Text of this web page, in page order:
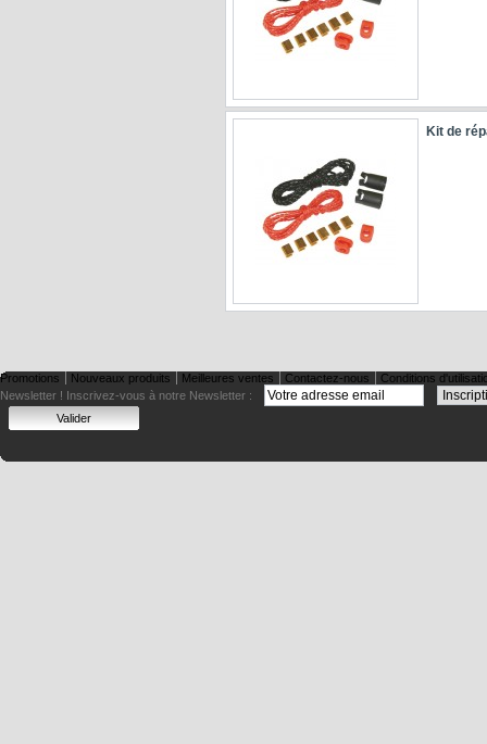
Kit de
Promotions Nouveaux produits Meilleures ventes Contactez-nous
Conditions
Newsletter ! Inscrivez-vous à notre Newsletter :